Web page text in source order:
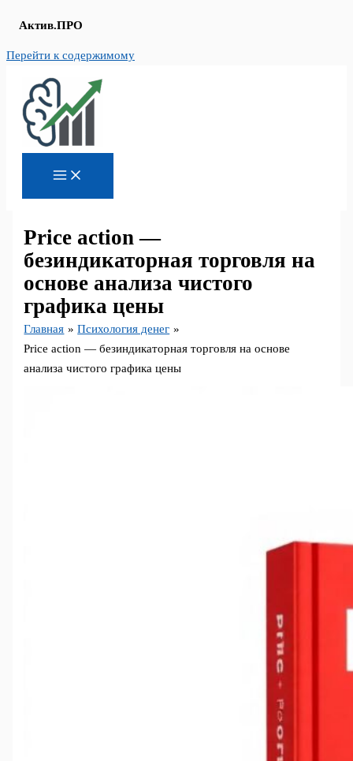
Актив.ПРО
Перейти к содержимому
Price action —
безиндикаторная торговля на
основе анализа чистого
графика цены
Главная
Психология денег
Price action — безиндикаторная торговля на основе
анализа чистого графика цены